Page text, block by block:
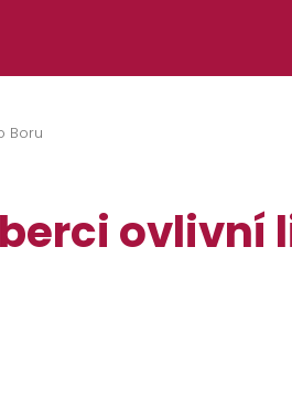
Boru
ovlivní